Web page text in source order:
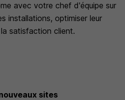
avec votre chef d'équipe sur
installations, optimiser leur
satisfaction client.
sites